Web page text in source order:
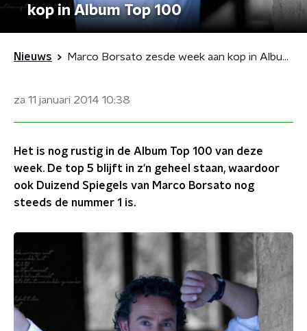
kop in Album Top 100
Nieuws Marco Borsato zesde week aan kop in Album Top 100
za 11 januari 2014 10:38
Het is nog rustig in de Album Top 100 van deze
week. De top 5 blijft in z'n geheel staan, waardoor
ook Duizend Spiegels van Marco Borsato nog
steeds de nummer 1 is.